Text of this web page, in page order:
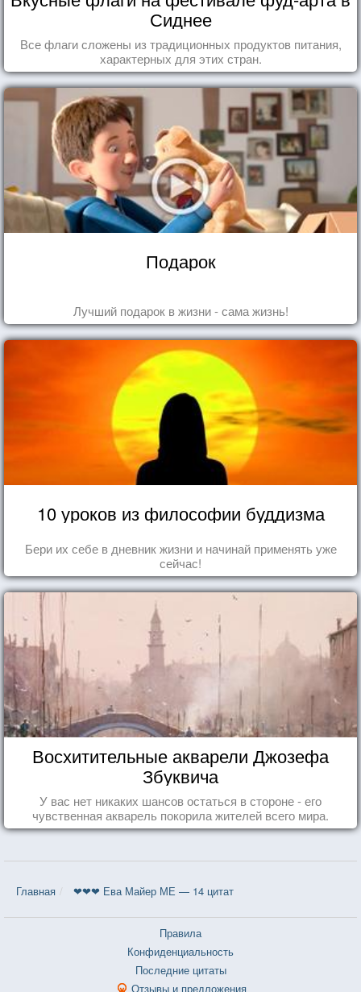
Сиднее
Все флаги сложены из традиционных продуктов питания,
характерных для этих стран.
Подарок
Лучший подарок в жизни - сама жизнь!
10 уроков из философии буддизма
Бери их себе в дневник жизни и начинай применять уже
сейчас!
Восхитительные акварели Джозефа
Збуквича
У вас нет никаких шансов остаться в стороне - его
чувственная акварель покорила жителей всего мира.
Главная ❤❤❤ Ева Майер МЕ — 14 цитат
Правила
Конфиденциальность
Последние цитаты
Отзывы и предложения